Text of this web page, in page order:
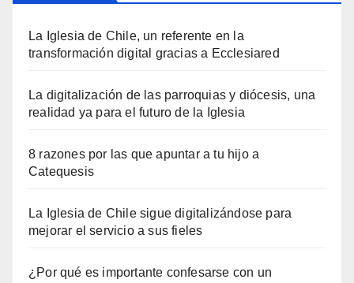
La Iglesia de Chile, un referente en la
transformación digital gracias a Ecclesiared
La digitalización de las parroquias y diócesis, una
realidad ya para el futuro de la Iglesia
8 razones por las que apuntar a tu hijo a
Catequesis
La Iglesia de Chile sigue digitalizándose para
mejorar el servicio a sus fieles
¿Por qué es importante confesarse con un